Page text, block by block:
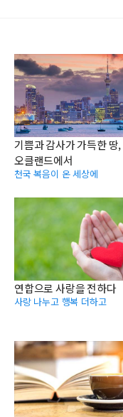
기쁨과 감사가 가득한 땅,
오클랜드에서
천국 복음이 온 세상에
연합으로 사랑을 전하다
사랑 나누고 행복 더하고